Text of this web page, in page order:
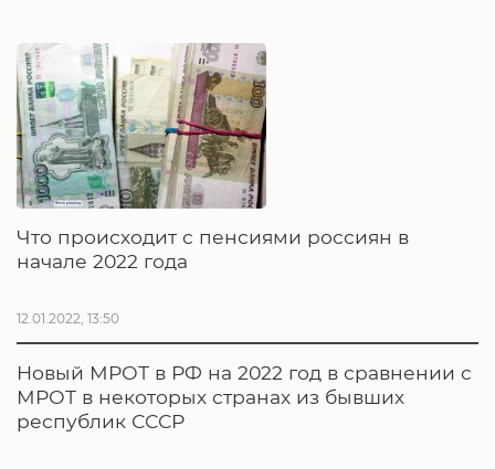
Что происходит с пенсиями россиян в
начале 2022 года
12.01.2022, 13:50
Новый МРОТ в РФ на 2022 год в сравнении с
МРОТ в некоторых странах из бывших
республик СССР